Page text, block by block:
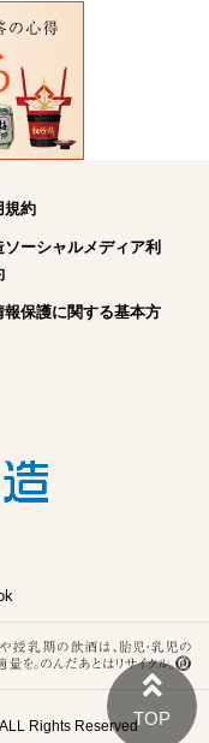
規約
ソーシャルメディア利
報保護に関する基本方
Rights Reserved